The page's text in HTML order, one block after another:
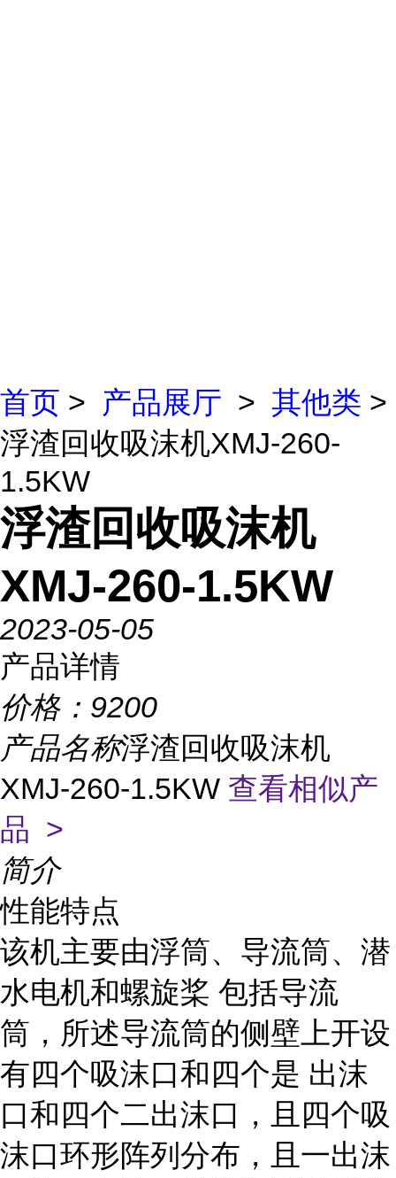
首页 > 产品展厅 > 其他类 >
浮渣回收吸沫机XMJ-260-
1.5KW
浮渣回收吸沫机
XMJ-260-1.5KW
2023-05-05
产品详情
价格： 9200
产品名称浮渣回收吸沫机
XMJ-260-1.5KW 查看相似产
品 >
简介
性能特点
该机主要由浮筒、导流筒、潜
水电机和螺旋桨 包括导流
筒，所述导流筒的侧壁上开设
有四个吸沫口和四个是 出沫
口和四个二出沫口，且四个吸
沫口环形阵列分布，且一出沫